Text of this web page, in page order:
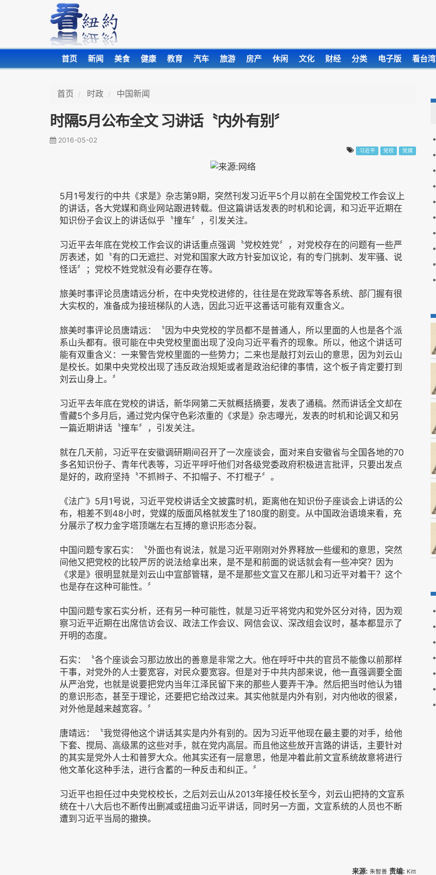
首页 新闻 美食 健康 教育 汽车 旅游 房产 休闲 文化 财经 分类 电子版 看台湾
首页 时政 中国新闻
时隔5月公布全文 习讲话〝内外有别〞
2016-05-02
习近平 党校 党媒
5月1号发行的中共《求是》杂志第9期，突然刊发习近平5个月以前在全国党校工作会议上
的讲话，各大党媒和商业网站跟进转载。但这篇讲话发表的时机和论调，和习近平近期在
知识份子会议上的讲话似乎〝撞车〞，引发关注。
习近平去年底在党校工作会议的讲话重点强调〝党校姓党〞，对党校存在的问题有一些严
厉表述，如〝有的口无遮拦、对党和国家大政方针妄加议论，有的专门挑刺、发牢骚、说
怪话〞；党校不姓党就没有必要存在等。
旅美时事评论员唐靖远分析，在中央党校进修的，往往是在党政军等各系统、部门握有很
大实权的，准备成为接班梯队的人选，因此习近平这番话可能有双重含义。
旅美时事评论员唐靖远：〝因为中央党校的学员都不是普通人，所以里面的人也是各个派
系山头都有。很可能在中央党校里面出现了没向习近平看齐的现象。所以，他这个讲话可
能有双重含义：一来警告党校里面的一些势力；二来也是敲打刘云山的意思，因为刘云山
是校长。如果中央党校出现了违反政治规矩或者是政治纪律的事情，这个板子肯定要打到
刘云山身上。〞
习近平去年底在党校的讲话，新华网第二天就概括摘要，发表了通稿。然而讲话全文却在
雪藏5个多月后，通过党内保守色彩浓重的《求是》杂志曝光，发表的时机和论调又和另
一篇近期讲话〝撞车〞，引发关注。
就在几天前，习近平在安徽调研期间召开了一次座谈会，面对来自安徽省与全国各地的70
多名知识份子、青年代表等，习近平呼吁他们对各级党委政府积极进言批评，只要出发点
是好的，政府坚持〝不抓辫子、不扣帽子、不打棍子〞。
《法广》5月1号说，习近平党校讲话全文披露时机，距离他在知识份子座谈会上讲话的公
布，相差不到48小时，党媒的版面风格就发生了180度的剧变。从中国政治语境来看，充
分展示了权力金字塔顶端左右互搏的意识形态分裂。
中国问题专家石实：〝外面也有说法，就是习近平刚刚对外界释放一些缓和的意思，突然
间他又把党校的比较严厉的说法给拿出来，是不是和前面的说话就会有一些冲突？因为
《求是》很明显就是刘云山中宣部管辖，是不是那些文宣又在那儿和习近平对着干？这个
也是存在这种可能性。〞
中国问题专家石实分析，还有另一种可能性，就是习近平将党内和党外区分对待，因为观
察习近平近期在出席信访会议、政法工作会议、网信会议、深改组会议时，基本都显示了
开明的态度。
石实：〝各个座谈会习那边放出的善意是非常之大。他在呼吁中共的官员不能像以前那样
干事，对党外的人士要宽容，对民众要宽容。但是对于中共内部来说，他一直强调要全面
从严治党，也就是说要把党内当年江泽民留下来的那些人要弄干净。然后把当时他认为错
的意识形态，甚至于理论，还要把它给改过来。其实他就是内外有别，对内他收的很紧，
对外他是越来越宽容。〞
唐靖远：〝我觉得他这个讲话其实是内外有别的。因为习近平他现在最主要的对手，给他
下套、搅局、高级黑的这些对手，就在党内高层。而且他这些放开言路的讲话，主要针对
的其实是党外人士和普罗大众。他其实还有一层意思，他是冲着此前文宣系统故意将进行
他文革化这种手法，进行含蓄的一种反击和纠正。〞
习近平也担任过中央党校校长，之后刘云山从2013年接任校长至今，刘云山把持的文宣系
统在十八大后也不断传出删减或扭曲习近平讲话，同时另一方面，文宣系统的人员也不断
遭到习近平当局的撤换。
来源: 朱智善 责编: Kitt